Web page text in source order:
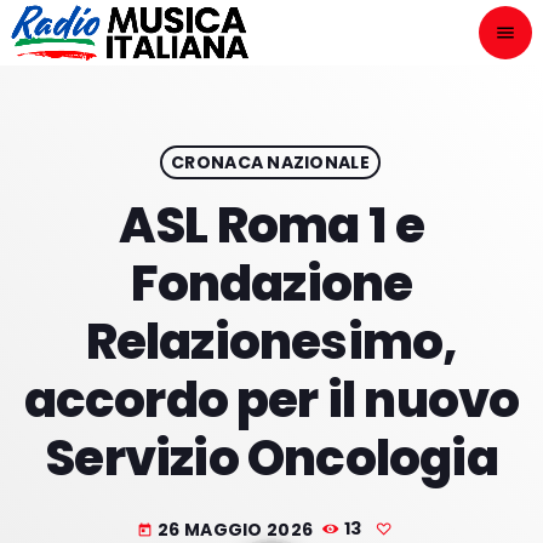
menu
HOME
NOVITÀ DISCOGRAFICHE
CRONACA NAZIONALE
ASL Roma 1 e
Fondazione
Relazionesimo,
accordo per il nuovo
Servizio Oncologia
today 26 MAGGIO 2026 13